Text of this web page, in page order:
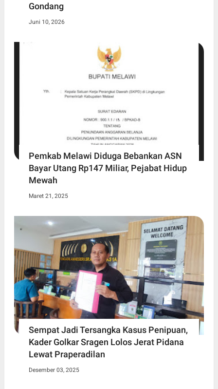
Gondang
Juni 10, 2026
Pemkab Melawi Diduga Bebankan ASN
Bayar Utang Rp147 Miliar, Pejabat Hidup
Mewah
Maret 21, 2025
Sempat Jadi Tersangka Kasus Penipuan,
Kader Golkar Sragen Lolos Jerat Pidana
Lewat Praperadilan
Desember 03, 2025